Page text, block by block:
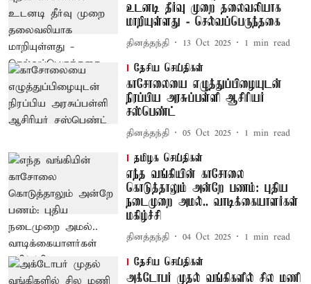
உடனடி தீர்வு முறை தலைவலியாக
மாறியுள்ளது - செல்வப்பெருந்தகை
தினத்தந்தி 13 Oct 2025 1 min read
தேசிய செய்திகள்
காசோலையை எழுத்துப்பிழையுடன்
நிரப்பிய அரசுப்பள்ளி ஆசிரியர்
சஸ்பெண்ட்
தினத்தந்தி 05 Oct 2025 1 min read
தமிழக செய்திகள்
எந்த வங்கியின் காசோலை
கொடுத்தாலும் அன்றே பணம்: புதிய
நடைமுறை அமல்.. வாடிக்கையாளர்கள்
மகிழ்ச்சி
தினத்தந்தி 04 Oct 2025 1 min read
தேசிய செய்திகள்
அக்டோபர் முதல் வங்கிகளில் சில மணி